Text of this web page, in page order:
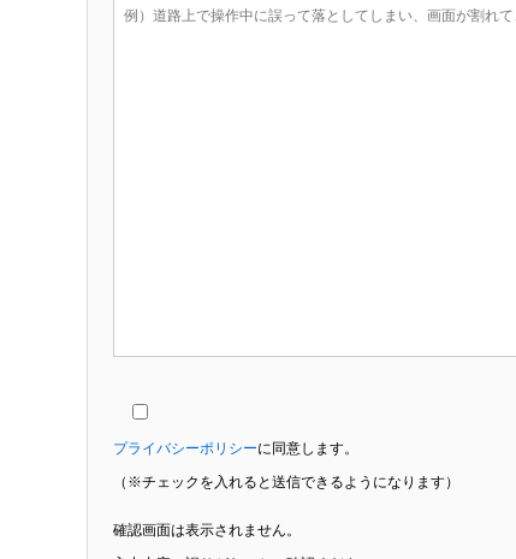
プライバシーポリシーに同意します。
（※チェックを入れると送信できるようになります）
確認画面は表示されません。